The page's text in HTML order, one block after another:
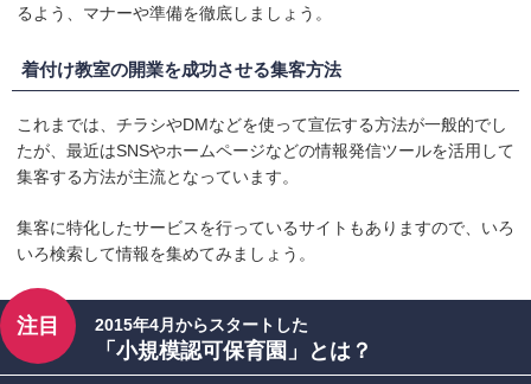
るよう、マナーや準備を徹底しましょう。
着付け教室の開業を成功させる集客方法
これまでは、チラシやDMなどを使って宣伝する方法が一般的でし
たが、最近はSNSやホームページなどの情報発信ツールを活用して
集客する方法が主流となっています。
集客に特化したサービスを行っているサイトもありますので、いろ
いろ検索して情報を集めてみましょう。
注目 2015年4月からスタートした
「小規模認可保育園」とは？